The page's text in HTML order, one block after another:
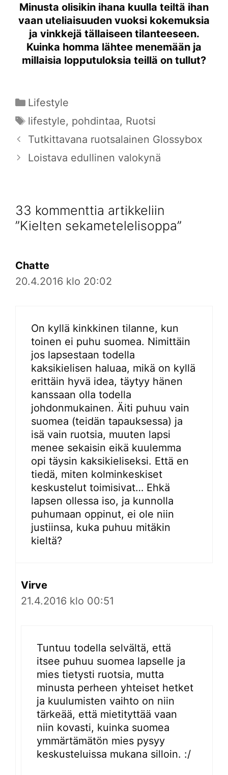
Minusta olisikin ihana kuulla teiltä ihan
vaan uteliaisuuden vuoksi kokemuksia
ja vinkkejä tällaiseen tilanteeseen.
Kuinka homma lähtee menemään ja
millaisia lopputuloksia teillä on tullut?
Kategoriat
Lifestyle
Avainsanat
lifestyle, pohdintaa, Ruotsi
Tutkittavana ruotsalainen Glossybox
Loistava edullinen valokynä
33 kommenttia artikkeliin
”Kielten sekametelelisoppa”
Chatte
20.4.2016 klo 20:02
On kyllä kinkkinen tilanne, kun
toinen ei puhu suomea. Nimittäin
jos lapsestaan todella
kaksikielisen haluaa, mikä on kyllä
erittäin hyvä idea, täytyy hänen
kanssaan olla todella
johdonmukainen. Äiti puhuu vain
suomea (teidän tapauksessa) ja
isä vain ruotsia, muuten lapsi
menee sekaisin eikä kuulemma
opi täysin kaksikieliseksi. Että en
tiedä, miten kolminkeskiset
keskustelut toimisivat… Ehkä
lapsen ollessa iso, ja kunnolla
puhumaan oppinut, ei ole niin
justiinsa, kuka puhuu mitäkin
kieltä?
Virve
21.4.2016 klo 00:51
Tuntuu todella selvältä, että
itsee puhuu suomea lapselle ja
mies tietysti ruotsia, mutta
minusta perheen yhteiset hetket
ja kuulumisten vaihto on niin
tärkeää, että mietityttää vaan
niin kovasti, kuinka suomea
ymmärtämätön mies pysyy
keskusteluissa mukana silloin. :/